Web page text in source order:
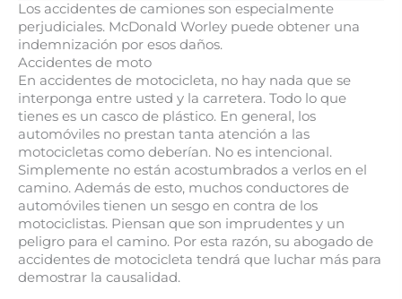
Los accidentes de camiones son especialmente
perjudiciales. McDonald Worley puede obtener una
indemnización por esos daños.
Accidentes de moto
En accidentes de motocicleta, no hay nada que se
interponga entre usted y la carretera. Todo lo que
tienes es un casco de plástico. En general, los
automóviles no prestan tanta atención a las
motocicletas como deberían. No es intencional.
Simplemente no están acostumbrados a verlos en el
camino. Además de esto, muchos conductores de
automóviles tienen un sesgo en contra de los
motociclistas. Piensan que son imprudentes y un
peligro para el camino. Por esta razón, su abogado de
accidentes de motocicleta tendrá que luchar más para
demostrar la causalidad.